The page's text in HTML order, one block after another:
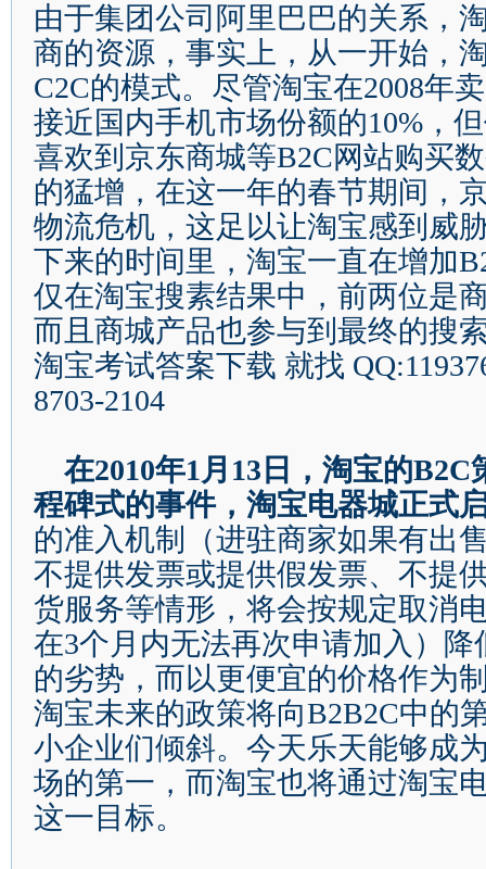
由于集团公司阿里巴巴的关系，
商的资源，事实上，从一开始，
C2C的模式。尽管淘宝在2008年
接近国内手机市场份额的10% ，
喜欢到京东商城等B2C网站购买
的猛增，在这一年的春节期间，
物流危机，这足以让淘宝感到威
下来的时间里，淘宝一直在增加B
仅在淘宝搜素结果中，前两位是
而且商城产品也参与到最终的搜
淘宝考试答案下载 就找
8703-2104
在2010年1月 13 日，淘宝的B2C
程碑式的事件，淘宝电器城正式
的准入机制（进驻商家如果有出
不提供发票或提供假发票、不提
货服务等情形，将会按规定取消
在3个月内无法再次申请加入）降
的劣势，而以更便宜的价格作为
淘宝未来的政策将向B2B2C中的
小企业们倾斜。今天乐天能够成
场的第一，而淘宝也将通过淘宝
这一目标。